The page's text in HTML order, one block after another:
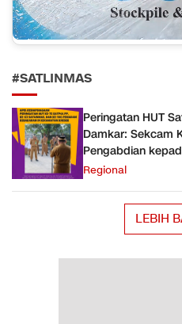
#SATLINMAS
Peringatan HUT
Damkar: Sekcam
Pengabdian
Regional
LEBIH